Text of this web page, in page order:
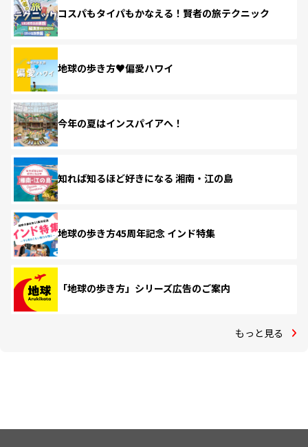
コスパもタイパもかなえる！賢者の旅テクニック
地球の歩き方♥偏愛ハワイ
今年の夏はインスパイアへ！
知れば知るほど好きになる 湘南・江の島
地球の歩き方45周年記念 インド特集
「地球の歩き方」シリーズ広告のご案内
もっと見る